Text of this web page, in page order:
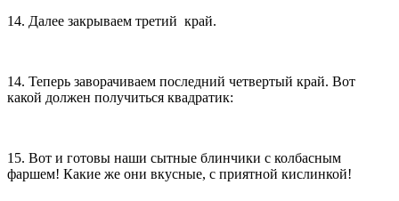
14. Далее закрываем третий край.
14. Теперь заворачиваем последний четвертый край. Вот
какой должен получиться квадратик:
15. Вот и готовы наши сытные блинчики с колбасным
фаршем! Какие же они вкусные, с приятной кислинкой!